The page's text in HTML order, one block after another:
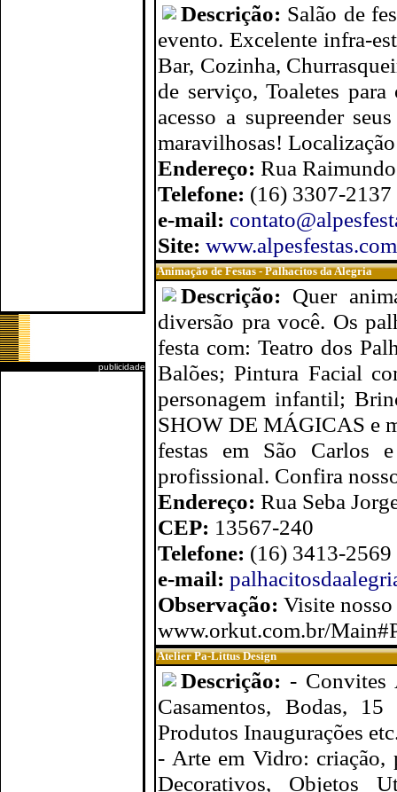
publicidade
Descrição: Salão de
evento. Excelente infra-
Bar, Cozinha,
de serviço, Toaletes
acesso a supreender
maravilhosas!
Endereço: Rua
Telefone: (16) 3307-
e-mail:
Site:
Animação de Festas - Palhacitos da Alegria
Descrição: Quer
diversão pra você. Os
festa com: Teatro dos
Balões; Pintura Facial
personagem infantil;
SHOW DE MÁGICAS e
festas em São Carlos
profissional. Confira
Endereço: Rua Seba
CEP: 13567-240
Telefone: (16) 3413-
e-mail:
Observação: Visite
www.orkut.com.br/
Atelier Pa-Littus Design
Descrição: - Convites
Casamentos, Bodas,
Produtos Inaugurações
- Arte em Vidro: criação,
Decorativos, Objetos